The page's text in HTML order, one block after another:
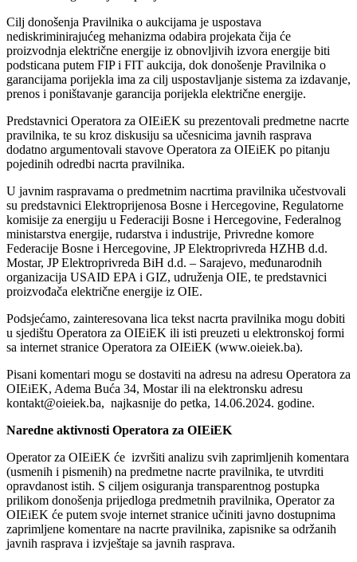
Cilj donošenja Pravilnika o aukcijama je uspostava
nediskriminirajućeg mehanizma odabira projekata čija će
proizvodnja električne energije iz obnovljivih izvora energije biti
podsticana putem FIP i FIT aukcija, dok donošenje Pravilnika o
garancijama porijekla ima za cilj uspostavljanje sistema za izdavanje,
prenos i poništavanje garancija porijekla električne energije.
Predstavnici Operatora za OIEiEK su prezentovali predmetne nacrte
pravilnika, te su kroz diskusiju sa učesnicima javnih rasprava
dodatno argumentovali stavove Operatora za OIEiEK po pitanju
pojedinih odredbi nacrta pravilnika.
U javnim raspravama o predmetnim nacrtima pravilnika učestvovali
su predstavnici Elektroprijenosa Bosne i Hercegovine, Regulatorne
komisije za energiju u Federaciji Bosne i Hercegovine, Federalnog
ministarstva energije, rudarstva i industrije, Privredne komore
Federacije Bosne i Hercegovine, JP Elektroprivreda HZHB d.d.
Mostar, JP Elektroprivreda BiH d.d. – Sarajevo, međunarodnih
organizacija USAID EPA i GIZ, udruženja OIE, te predstavnici
proizvođača električne energije iz OIE.
Podsjećamo, zainteresovana lica tekst nacrta pravilnika mogu dobiti
u sjedištu Operatora za OIEiEK ili isti preuzeti u elektronskoj formi
sa internet stranice Operatora za OIEiEK (www.oieiek.ba).
Pisani komentari mogu se dostaviti na adresu na adresu Operatora za
OIEiEK, Adema Buća 34, Mostar ili na elektronsku adresu
kontakt@oieiek.ba, najkasnije do petka, 14.06.2024. godine.
Naredne aktivnosti Operatora za OIEiEK
Operator za OIEiEK će izvršiti analizu svih zaprimljenih komentara
(usmenih i pismenih) na predmetne nacrte pravilnika, te utvrditi
opravdanost istih. S ciljem osiguranja transparentnog postupka
prilikom donošenja prijedloga predmetnih pravilnika, Operator za
OIEiEK će putem svoje internet stranice učiniti javno dostupnima
zaprimljene komentare na nacrte pravilnika, zapisnike sa održanih
javnih rasprava i izvještaje sa javnih rasprava.